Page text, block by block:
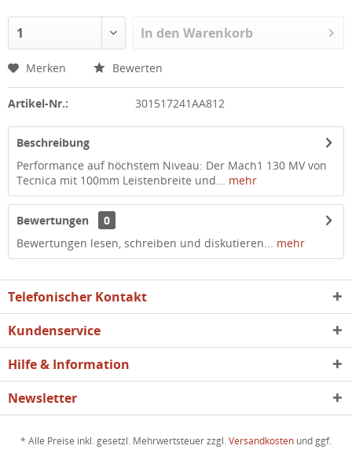
In den Warenkorb
Merken Bewerten
Artikel-Nr.: 301517241AA812
Beschreibung
Performance auf höchstem Niveau: Der Mach1 130 MV von
Tecnica mit 100mm Leistenbreite und... mehr
Bewertungen
0
Bewertungen lesen, schreiben und diskutieren... mehr
Telefonischer Kontakt
Kundenservice
Hilfe & Information
Newsletter
* Alle Preise inkl. gesetzl. Mehrwertsteuer zzgl. Versandkosten und ggf.